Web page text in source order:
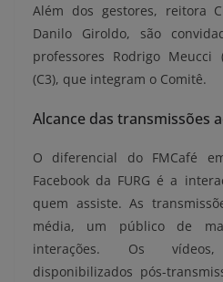
Além dos gestores, reitora
Danilo Giroldo, são
professores Rodrigo Meucci
(C3), que integram o Comitê.
Alcance das transmissões
O diferencial do FMCafé
Facebook da FURG é a
quem assiste. As
média, um público de
interações. Os
disponibilizados pós-